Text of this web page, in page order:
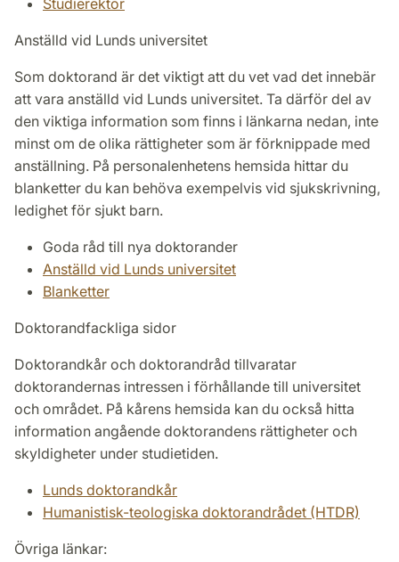
Studierektor
Anställd vid Lunds universitet
Som doktorand är det viktigt att du vet vad det innebär
att vara anställd vid Lunds universitet. Ta därför del av
den viktiga information som finns i länkarna nedan, inte
minst om de olika rättigheter som är förknippade med
anställning. På personalenhetens hemsida hittar du
blanketter du kan behöva exempelvis vid sjukskrivning,
ledighet för sjukt barn.
Goda råd till nya doktorander
Anställd vid Lunds universitet
Blanketter
Doktorandfackliga sidor
Doktorandkår och doktorandråd tillvaratar
doktorandernas intressen i förhållande till universitet
och området. På kårens hemsida kan du också hitta
information angående doktorandens rättigheter och
skyldigheter under studietiden.
Lunds doktorandkår
Humanistisk-teologiska doktorandrådet (HTDR)
Övriga länkar: